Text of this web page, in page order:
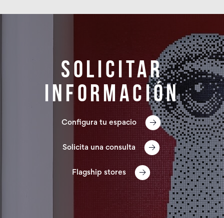
Solicitar
información
Configura tu espacio
Solicita una consulta
Flagship stores